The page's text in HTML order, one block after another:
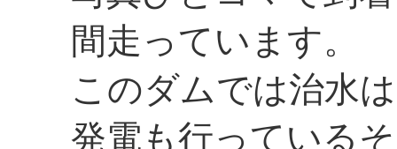
間走っています。
このダムでは治水
発電も行っている